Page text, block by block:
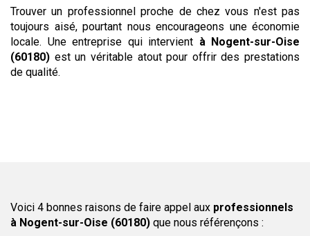
Trouver un professionnel proche de chez vous n'est pas
toujours aisé, pourtant nous encourageons une économie
locale. Une entreprise qui intervient à Nogent-sur-Oise
(60180) est un véritable atout pour offrir des prestations
de qualité.
Voici 4 bonnes raisons de faire appel aux professionnels
à Nogent-sur-Oise (60180) que nous référençons :